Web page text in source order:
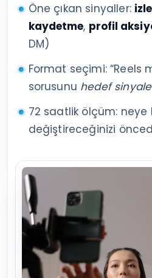
Öne çıkan sinyaller:
kaydetme, profil
DM)
Format seçimi: “Reels
sorusunu hedef
72 saatlik ölçüm: neye
değiştireceğinizi